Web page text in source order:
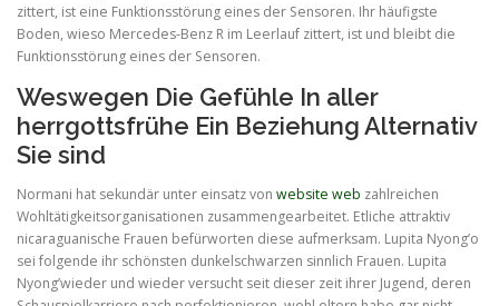
zittert, ist eine Funktionsstörung eines der Sensoren. Ihr häufigste
Boden, wieso Mercedes-Benz R im Leerlauf zittert, ist und bleibt die
Funktionsstörung eines der Sensoren.
Weswegen Die Gefühle In aller
herrgottsfrühe Ein Beziehung Alternativ
Sie sind
Normani hat sekundär unter einsatz von website web zahlreichen
Wohltätigkeitsorganisationen zusammengearbeitet. Etliche attraktiv
nicaraguanische Frauen befürworten diese aufmerksam. Lupita Nyong’o
sei folgende ihr schönsten dunkelschwarzen sinnlich Frauen. Lupita
Nyong’wieder und wieder versucht seit dieser zeit ihrer Jugend, deren